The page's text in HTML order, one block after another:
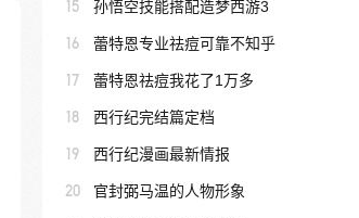
15 孙悟空技能搭配造梦西游3
16 蕾特恩专业祛痘可靠不知乎
17 蕾特恩祛痘我花了1万多
18 西行纪完结篇定档
19 西行纪漫画最新情报
20 官封弼马温的人物形象